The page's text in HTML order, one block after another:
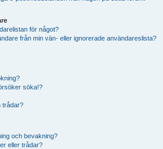
för något?
från min vän- eller ignorerade användareslista?
söka!?
trådar?
och bevakning?
eller trådar?